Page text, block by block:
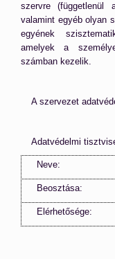
szervre (függetlenül
valamint egyéb olyan
egyének
amelyek a
számban kezelik.
A szervezet
Adatvédelmi
Neve:
Beosztása:
Elérhetősége: